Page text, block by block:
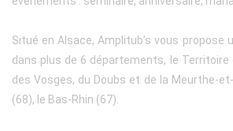
Situé en Alsace, Amplitub’s vous propose
dans plus de 6 départements, le
des Vosges, du Doubs et de la Meurthe-
(68), le Bas-Rhin (67).